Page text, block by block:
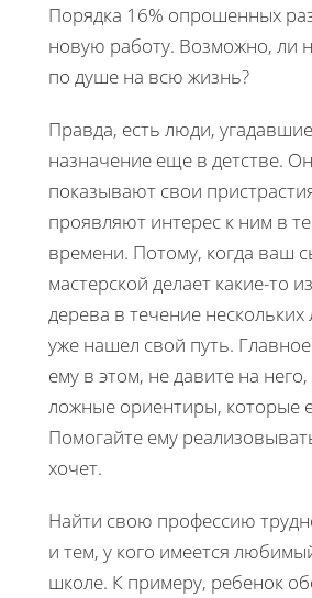
Порядка 16% опрошенных
новую работу. Возможно, ли
по душе на всю жизнь?
Правда, есть люди,
назначение еще в детстве.
показывают свои
проявляют интерес к ним в
времени. Потому, когда ваш
мастерской делает какие-то
дерева в течение нескольких
уже нашел свой путь.
ему в этом, не давите на
ложные ориентиры, которые
Помогайте ему
хочет.
Найти свою профессию
и тем, у кого имеется
школе. К примеру, ребенок